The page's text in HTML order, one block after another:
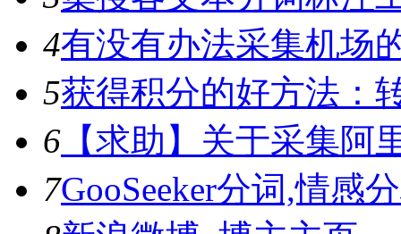
4有没有办法采集机场
5获得积分的好方法：
6 【求助】关于采集阿
7GooSeeker分词,情感